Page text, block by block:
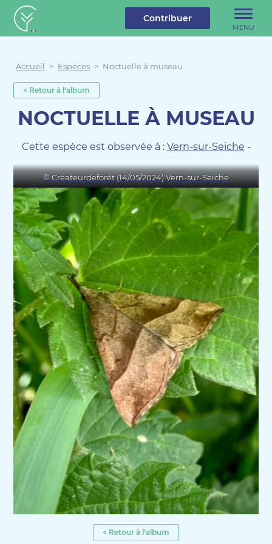
Créateur de forêt
MENU
Contribuer
Accueil > Espèces > Noctuelle à museau
< Retour à l'album
NOCTUELLE À MUSEAU
Cette espèce est observée à : Vern-sur-Seiche -
© Créateurdeforêt (14/05/2024) Vern-sur-Seiche
< Retour à l'album